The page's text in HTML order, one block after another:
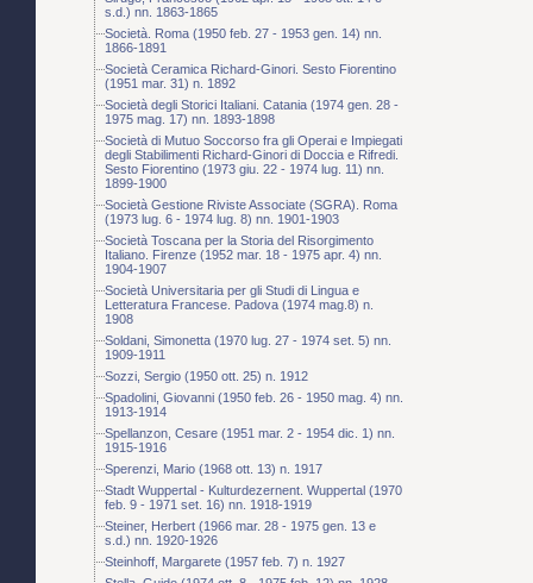
s.d.) nn. 1863-1865
Società. Roma (1950 feb. 27 - 1953 gen. 14) nn.
1866-1891
Società Ceramica Richard-Ginori. Sesto Fiorentino
(1951 mar. 31) n. 1892
Società degli Storici Italiani. Catania (1974 gen. 28 -
1975 mag. 17) nn. 1893-1898
Società di Mutuo Soccorso fra gli Operai e Impiegati
degli Stabilimenti Richard-Ginori di Doccia e Rifredi.
Sesto Fiorentino (1973 giu. 22 - 1974 lug. 11) nn.
1899-1900
Società Gestione Riviste Associate (SGRA). Roma
(1973 lug. 6 - 1974 lug. 8) nn. 1901-1903
Società Toscana per la Storia del Risorgimento
Italiano. Firenze (1952 mar. 18 - 1975 apr. 4) nn.
1904-1907
Società Universitaria per gli Studi di Lingua e
Letteratura Francese. Padova (1974 mag.8) n.
1908
Soldani, Simonetta (1970 lug. 27 - 1974 set. 5) nn.
1909-1911
Sozzi, Sergio (1950 ott. 25) n. 1912
Spadolini, Giovanni (1950 feb. 26 - 1950 mag. 4) nn.
1913-1914
Spellanzon, Cesare (1951 mar. 2 - 1954 dic. 1) nn.
1915-1916
Sperenzi, Mario (1968 ott. 13) n. 1917
Stadt Wuppertal - Kulturdezernent. Wuppertal (1970
feb. 9 - 1971 set. 16) nn. 1918-1919
Steiner, Herbert (1966 mar. 28 - 1975 gen. 13 e
s.d.) nn. 1920-1926
Steinhoff, Margarete (1957 feb. 7) n. 1927